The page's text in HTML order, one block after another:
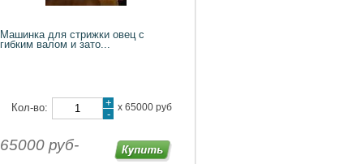
Машинка для стрижки овец с
гибким валом и зато...
Кол-во: х 65000 руб
+
-
65000 руб-